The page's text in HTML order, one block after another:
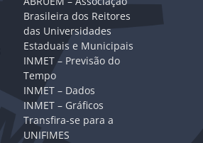
Brasileira dos Reitores
das Universidades
Estaduais e Municipais
INMET – Previsão do
Tempo
INMET – Dados
INMET – Gráficos
Transfira-se para a
UNIFIMES